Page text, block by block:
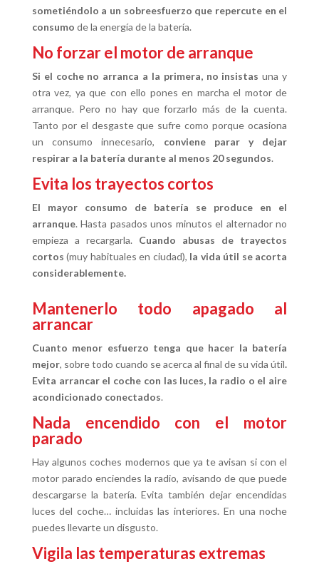
sometiéndolo a un sobreesfuerzo que repercute en el
consumo de la energía de la batería.
No forzar el motor de arranque
Si el coche no arranca a la primera, no insistasuna y
otra vez, ya que con ello pones en marcha el motor de
arranque. Pero no hay que forzarlo más de la cuenta.
Tanto por el desgaste que sufre como porque ocasiona
un consumo innecesario, conviene parar y dejar
respirar a la batería durante al menos 20 segundos.
Evita los trayectos cortos
El mayor consumo de batería se produce en el
arranque. Hasta pasados unos minutos el alternador no
empieza a recargarla. Cuando abusas de trayectos
cortos (muy habituales en ciudad), la vida útil se acorta
considerablemente.
Mantenerlo todo apagado al
arrancar
Cuanto menor esfuerzo tenga que hacer la batería
mejor, sobre todo cuando se acerca al final de su vida útil.
Evita arrancar el coche con las luces, la radio o el aire
acondicionado conectados.
Nada encendido con el motor
parado
Hay algunos coches modernos que ya te avisan si con el
motor parado enciendes la radio, avisando de que puede
descargarse la batería. Evita también dejar encendidas
luces del coche… incluidas las interiores. En una noche
puedes llevarte un disgusto.
Vigila las temperaturas extremas